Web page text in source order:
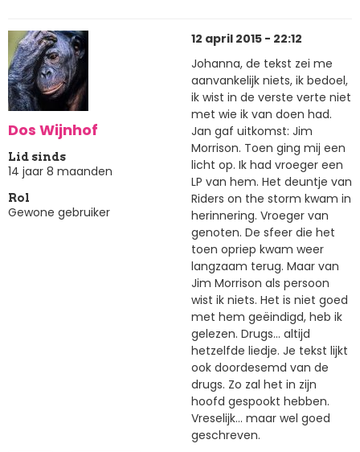
Dos Wijnhof
Lid sinds
14 jaar 8 maanden
Rol
Gewone gebruiker
12 april 2015 - 22:12
Johanna, de tekst zei me
aanvankelijk niets, ik bedoel,
ik wist in de verste verte niet
met wie ik van doen had.
Jan gaf uitkomst: Jim
Morrison. Toen ging mij een
licht op. Ik had vroeger een
LP van hem. Het deuntje van
Riders on the storm kwam in
herinnering. Vroeger van
genoten. De sfeer die het
toen opriep kwam weer
langzaam terug. Maar van
Jim Morrison als persoon
wist ik niets. Het is niet goed
met hem geëindigd, heb ik
gelezen. Drugs... altijd
hetzelfde liedje. Je tekst lijkt
ook doordesemd van de
drugs. Zo zal het in zijn
hoofd gespookt hebben.
Vreselijk... maar wel goed
geschreven.